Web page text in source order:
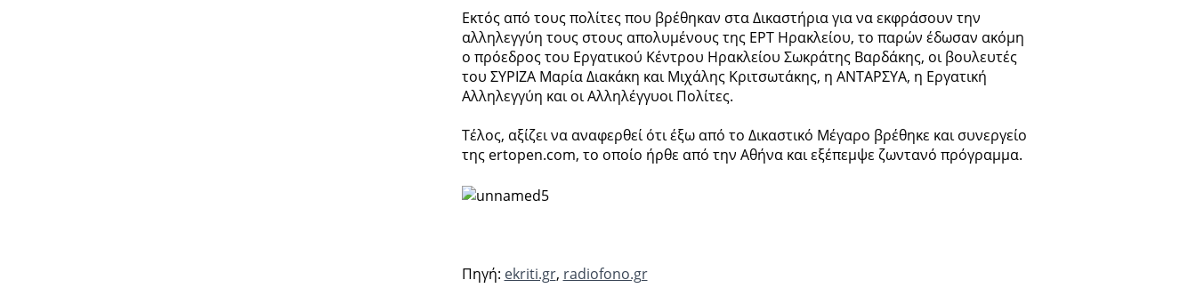
Εκτός από τους πολίτες που βρέθηκαν στα Δικαστήρια για να εκφράσουν την
αλληλεγγύη τους στους απολυμένους της ΕΡΤ Ηρακλείου, το παρών έδωσαν ακόμη
ο πρόεδρος του Εργατικού Κέντρου Ηρακλείου Σωκράτης Βαρδάκης, οι βουλευτές
του ΣΥΡΙΖΑ Μαρία Διακάκη και Μιχάλης Κριτσωτάκης, η ΑΝΤΑΡΣΥΑ, η Εργατική
Αλληλεγγύη και οι Αλληλέγγυοι Πολίτες.
Τέλος, αξίζει να αναφερθεί ότι έξω από το Δικαστικό Μέγαρο βρέθηκε και συνεργείο
της ertopen.com, το οποίο ήρθε από την Αθήνα και εξέπεμψε ζωντανό πρόγραμμα.
Πηγή: ekriti.gr, radiofono.gr